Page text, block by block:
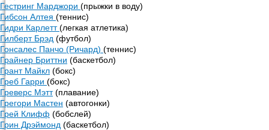
Гестринг Марджори (прыжки в воду)
Гибсон Алтея (теннис)
Гидри Карлетт(легкая атлетика)
Гилберт Брэд (футбол)
Гонсалес Панчо (Ричард) (теннис)
Грайнер Бриттни (баскетбол)
Грант Майкл (бокс)
Греб Гарри (бокс)
Греверс Мэтт(плавание)
Грегори Мастен (автогонки)
Грей Клифф (бобслей)
Грин Дрэймонд (баскетбол)